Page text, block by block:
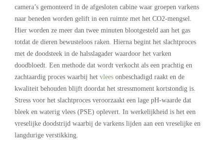
camera’s gemonteerd in de afgesloten cabine waar groepen varkens
naar beneden worden gelift in een ruimte met het CO2-mengsel.
Hier worden ze meer dan twee minuten blootgesteld aan het gas
totdat de dieren bewusteloos raken. Hierna begint het slachtproces
met de doodsteek in de halsslagader waardoor het varken
doodbloedt. Een methode dat wordt verkocht als een prachtig en
zachtaardig proces waarbij het vlees onbeschadigd raakt en de
kwaliteit behouden blijft doordat het stressmoment kortstondig is.
Stress voor het slachtproces veroorzaakt een lage pH-waarde dat
bleek en waterig vlees (PSE) oplevert. In werkelijkheid is het een
vreselijke doodstrijd waarbij de varkens lijden aan een vreselijke en
langdurige verstikking.